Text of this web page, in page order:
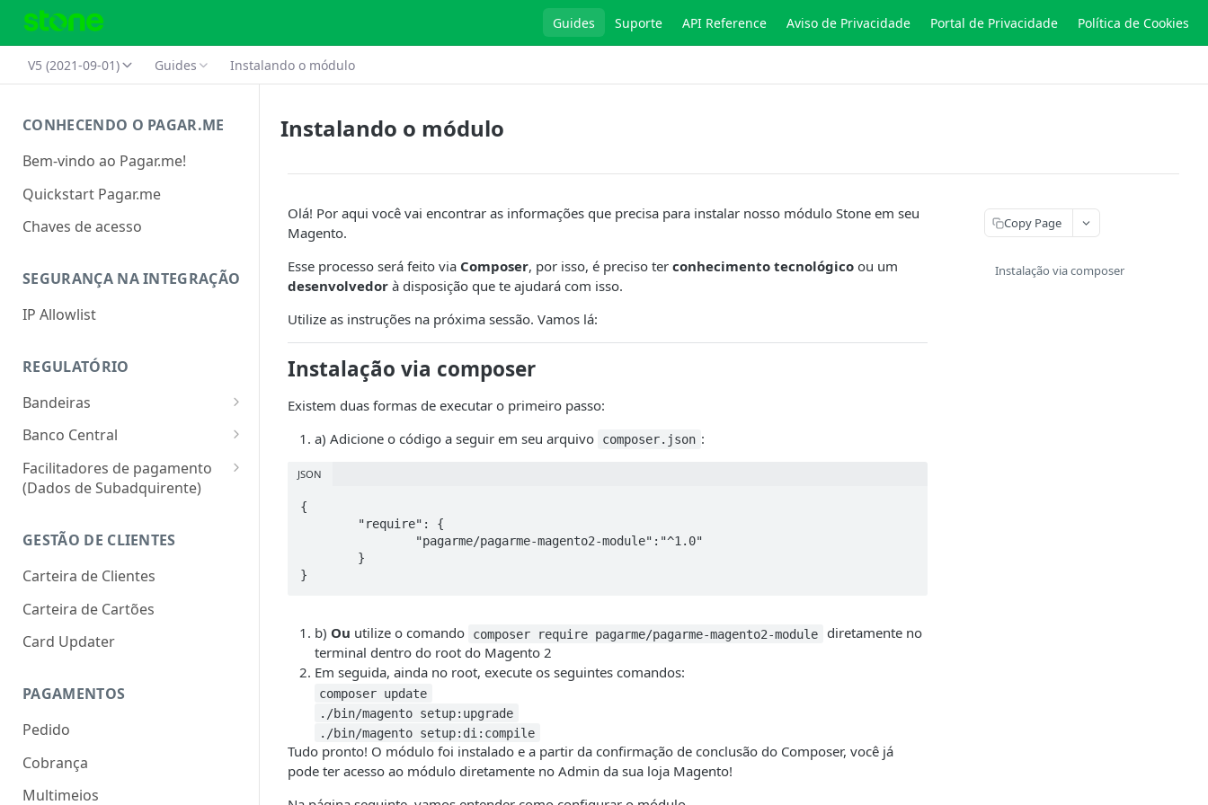
Guides Suporte API Reference Aviso de Privacidade Portal de Privacidade Política de Cookies
V5 (2021-09-01) Guides Instalando o módulo
CONHECENDO O PAGAR.ME
Bem-vindo ao Pagar.me!
Quickstart Pagar.me
Chaves de acesso
SEGURANÇA NA INTEGRAÇÃO
IP Allowlist
REGULATÓRIO
Bandeiras
Regra de Validação de MCC
Programa de Retentativa das
[Visa] Novo prazo para captura
[MasterCard] Campo MAC -
Merchant Advice Code
[MasterCard] Campos MIT e
[Visa e Elo] Identificador de
externas
[Amex] Identificador de
Banco Central
Marketplace: Dados
Mínimos de Cadastro para
Resolução 264/346: Interface
Facilitadores de pagamento
(Dados de Subadquirente)
para Sublojistas
Envio de MCC em Cadastro de
Sublojistas CPF
Endereço do SubMerchant
Identificação de Casa de
GESTÃO DE CLIENTES
Carteira de Clientes
Carteira de Cartões
Card Updater
PAGAMENTOS
Pedido
Cobrança
Multimeios
Instalando o módulo
Olá! Por aqui você vai encontrar as informações que precisa para instalar nosso módulo Stone em seu
Magento.
Esse processo será feito via Composer, por isso, é preciso ter conhecimento tecnológico ou um
desenvolvedor à disposição que te ajudará com isso.
Utilize as instruções na próxima sessão. Vamos lá:
Instalação via composer
Existem duas formas de executar o primeiro passo:
a) Adicione o código a seguir em seu arquivo
composer.json :
JSON
{
}
b) Ou utilize o comando composer require pagarme/pagarme-magento2-module
diretamente no
terminal dentro do root do Magento 2
Em seguida, ainda no root, execute os seguintes comandos:
composer update
./bin/magento setup:upgrade
./bin/magento setup:di:compile
Tudo pronto! O módulo foi instalado e a partir da confirmação de conclusão do Composer, você já
pode ter acesso ao módulo diretamente no Admin da sua loja Magento!
Copy Page
Instalação via composer